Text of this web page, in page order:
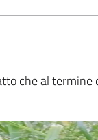
che al termine